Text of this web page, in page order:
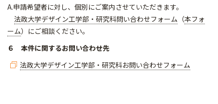
A.申請希望者に対し、個別にご案内させていただきます。
法政大学デザイン工学部・研究科問い合わせフォーム （本フォ
ーム）にご相談ください。
６ 本件に関するお問い合わせ先
法政大学デザイン工学部・研究科お問い合わせフォーム